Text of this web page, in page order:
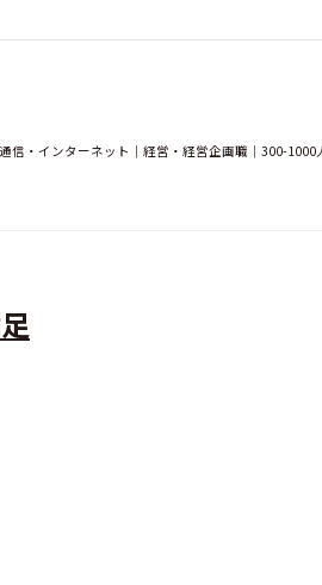
信・インターネット｜経営・経営企画職｜300-1000